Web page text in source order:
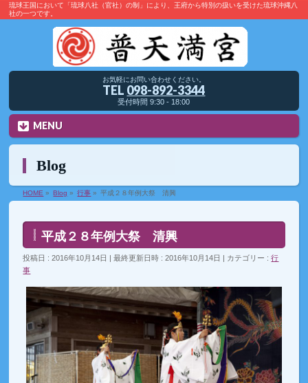
琉球王国において「琉球八社（官社）の制」により、王府から特別の扱いを受けた琉球沖縄八
社の一つです。
お気軽にお問い合わせください。
TEL 098-892-3344
受付時間 9:30 - 18:00
MENU
Blog
HOME » Blog » 行事 » 平成２８年例大祭 清興
平成２８年例大祭 清興
投稿日 : 2016年10月14日 最終更新日時 : 2016年10月14日 カテゴリー :行
事